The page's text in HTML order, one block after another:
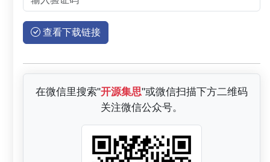
查看下载链接
在微信里搜索"开源集思"或微信扫描下方二维码
关注微信公众号。